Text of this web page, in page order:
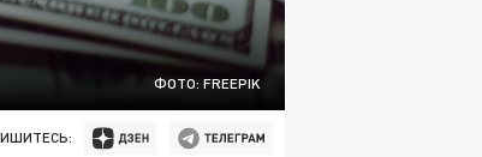
ФОТО: FREEPIK